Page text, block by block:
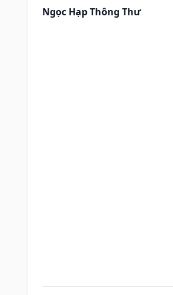
Ngọc Hạp Thông Thư